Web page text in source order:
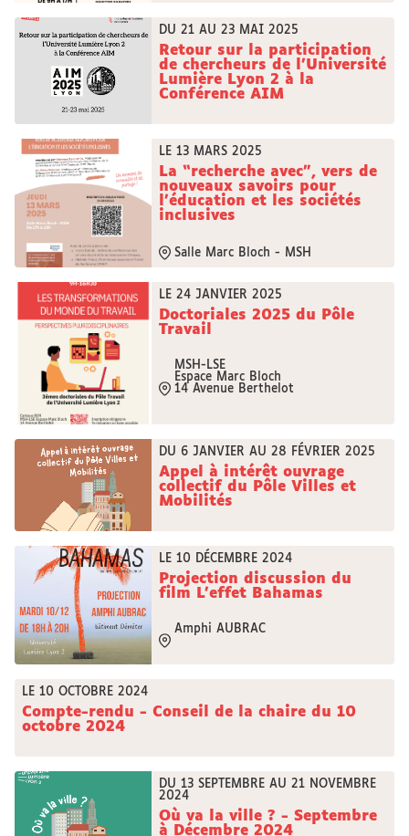
DU 21 AU 23 MAI 2025
Retour sur la participation
de chercheurs de l'Université
Lumière Lyon 2 à la
Conférence AIM
LE 13 MARS 2025
La “recherche avec”, vers de
nouveaux savoirs pour
l’éducation et les sociétés
inclusives
Salle Marc Bloch - MSH
LE 24 JANVIER 2025
Doctoriales 2025 du Pôle
Travail
MSH-LSE
Espace Marc Bloch
14 Avenue Berthelot
DU 6 JANVIER AU 28 FÉVRIER 2025
Appel à intérêt ouvrage
collectif du Pôle Villes et
Mobilités
LE 10 DÉCEMBRE 2024
Projection discussion du
film L'effet Bahamas
Amphi AUBRAC
LE 10 OCTOBRE 2024
Compte-rendu - Conseil de la chaire du 10
octobre 2024
DU 13 SEPTEMBRE AU 21 NOVEMBRE
2024
Où va la ville ? - Septembre
à Décembre 2024